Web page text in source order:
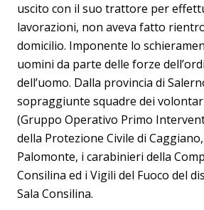
uscito con il suo trattore per
lavorazioni, non aveva fatto
domicilio. Imponente lo
uomini da parte delle forze
dell’uomo. Dalla provincia di
sopraggiunte squadre dei
(Gruppo Operativo Primo
della Protezione Civile di
Palomonte, i carabinieri della
Consilina ed i Vigili del Fuoco del
Sala Consilina.